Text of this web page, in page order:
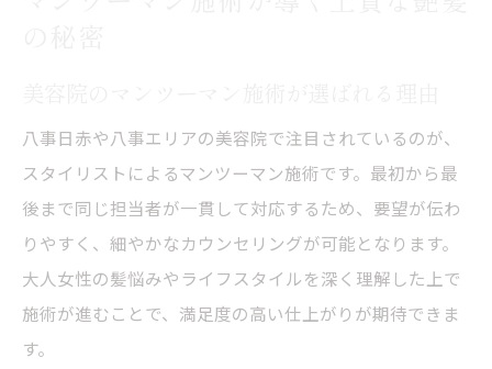
八事日赤や八事エリアの美容院で注目されているのが、
スタイリストによるマンツーマン施術です。最初から最
後まで同じ担当者が一貫して対応するため、要望が伝わ
りやすく、細やかなカウンセリングが可能となります。
大人女性の髪悩みやライフスタイルを深く理解した上で
施術が進むことで、満足度の高い仕上がりが期待できま
す。